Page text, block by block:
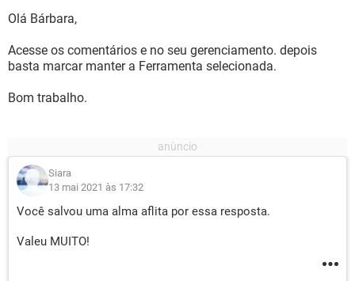
Olá Bárbara,
Acesse os comentários e no seu gerenciamento. depois
basta marcar manter a Ferramenta selecionada.
Bom trabalho.
Siara
13 mai 2021 às 17:32
Você salvou uma alma aflita por essa resposta.
Valeu MUITO!